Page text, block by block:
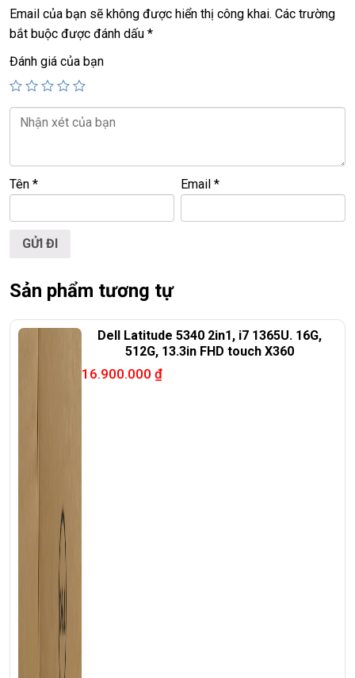
Giá :16.9tr
💻LAPTOP TRIỀU PHÁT • UY TÍN • CHẤT LƯỢNG • GIÁ
📞Hotline / Zalo:0939.008.008 – 0938.078.389
🌐Website: https://laptoptrieuphat.com
Tất cảsản phẩm tại Laptop Tri ều Phát đều được kiểm tra và
Email của bạn sẽ không được hiển thị công khai. Các trường
bắt buộc được đánh dấu *
Đánh giá của bạn
Tên * Email*
Sản phẩm tương tự
Dell Latitude 5340 2in1, i7 1365U. 16G,
512G, 13.3in FHD touch X360
16.900.000 ₫